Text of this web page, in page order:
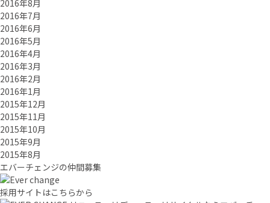
2016年8月
2016年7月
2016年6月
2016年5月
2016年4月
2016年3月
2016年2月
2016年1月
2015年12月
2015年11月
2015年10月
2015年9月
2015年8月
エバーチェ ンジの仲間募集
採用サイトはこちらから